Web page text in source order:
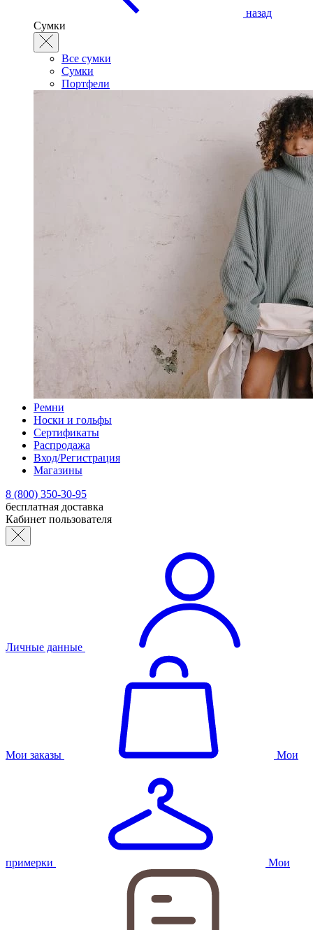
назад
Сумки
Все сумки
Сумки
Портфели
Ремни
Носки и гольфы
Сертификаты
Распродажа
Вход/Регистрация
Магазины
8 (800) 350-30-95
бесплатная доставка
Кабинет пользователя
Личные данные
Мои заказы Мои
примерки Мои